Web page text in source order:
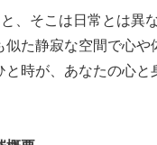
、そこは日常とは異
た静寂な空間で心
時が、あなたの心